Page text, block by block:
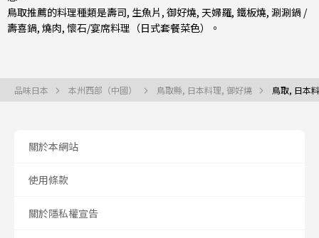
鳥取推薦的料理種類是壽司, 生魚片 , 御好燒, 天婦羅, 鐵板燒, 涮涮鍋 /
壽喜鍋, 燒肉, 懷石/宴席料理（日式套餐菜色） 。
品味日本 本州西部（中國） 鳥取縣, 日本料理, 御好燒 鳥取, 日本
關於本網站
使用條款
關於隱私權宣告